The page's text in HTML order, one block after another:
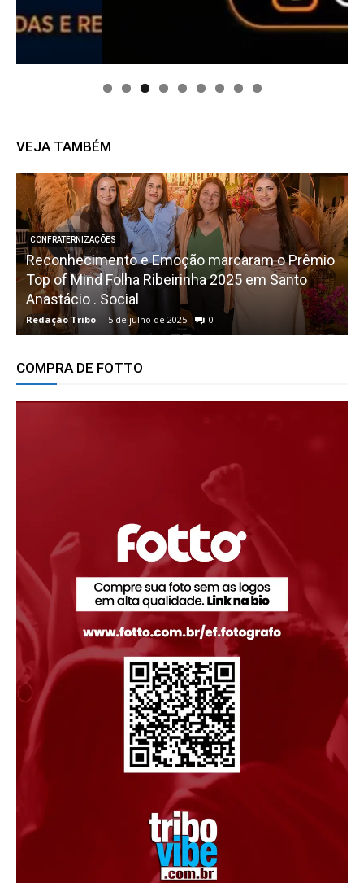
VEJA TAMBÉM
CONFRATERNIZAÇÕES
Reconhecimento e Emoção marcaram o Prêmio
Top of Mind Folha Ribeirinha 2025 em Santo
Anastácio . Social
Redação Tribo - 5 de julho de 2025 0
COMPRA DE FOTTO